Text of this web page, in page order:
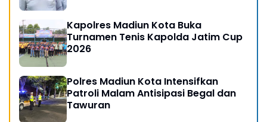
Kapolres Madiun Kota Buka
Turnamen Tenis Kapolda Jatim Cup
2026
Polres Madiun Kota Intensifkan
Patroli Malam Antisipasi Begal dan
Tawuran